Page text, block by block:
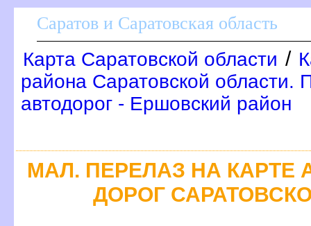
Саратов и Саратовская область
Карта Саратовской области /
района Саратовской области.
автодорог - Ершовский район
МАЛ. ПЕРЕЛАЗ НА
ДОРОГ